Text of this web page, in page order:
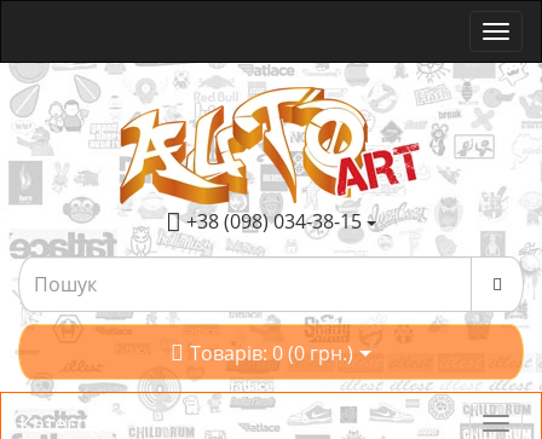
+38 (098) 034-38-15
Товарів: 0 (0 грн.)
Категорії